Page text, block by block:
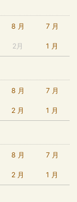
8 月 7 月
2月 1 月
8 月 7 月
2 月 1 月
8 月 7 月
2 月 1 月